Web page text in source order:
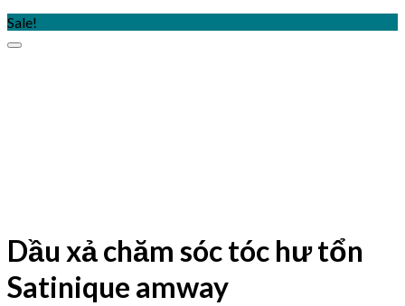
Sale!
Dầu xả chăm sóc tóc hư tổn
Satinique amway